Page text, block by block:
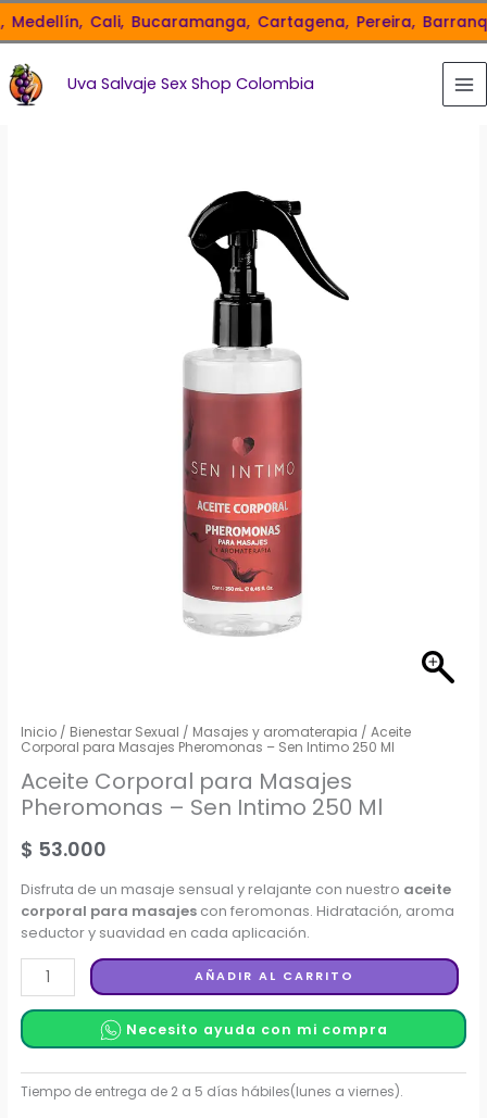
al
contenido
Cali, Bucaramanga, Cartagena, Pereira,
Uva Salvaje Sex Shop Colombia
Inicio / Bienestar Sexual / Masajes y aromaterapia / Aceite
Corporal para Masajes Pheromonas – Sen Intimo 250 Ml
Aceite Corporal para Masajes
Pheromonas – Sen Intimo 250 Ml
$ 53.000
Disfruta de un masaje sensual y relajante con nuestro aceite
corporal para masajes con feromonas. Hidratación, aroma
seductor y suavidad en cada aplicación.
Aceite
Corporal
para
Masajes
Pheromonas
AÑADIR AL CARRITO
Necesito ayuda con mi compra